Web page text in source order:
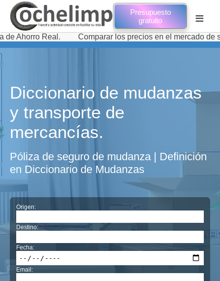
Presupuesto
gratuito
≡
Real. Comparar los precios en el mercado de
Diccionario de mudanzas
y transporte de
mercancías.
Póliza de seguro de mudanza | Definición
en Diccionario de Mudanzas
Origen:
Destino:
Fecha:
Email: